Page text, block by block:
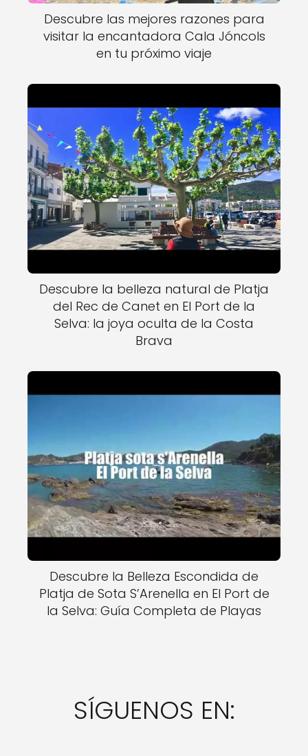
Descubre las mejores razones para
visitar la encantadora Cala Jóncols
en tu próximo viaje
Descubre la belleza natural de Platja
del Rec de Canet en El Port de la
Selva: la joya oculta de la Costa
Brava
Descubre la Belleza Escondida de
Platja de Sota S’Arenella en El Port de
la Selva: Guía Completa de Playas
SÍGUENOS EN: